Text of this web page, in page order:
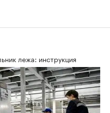
лежа: инструкция